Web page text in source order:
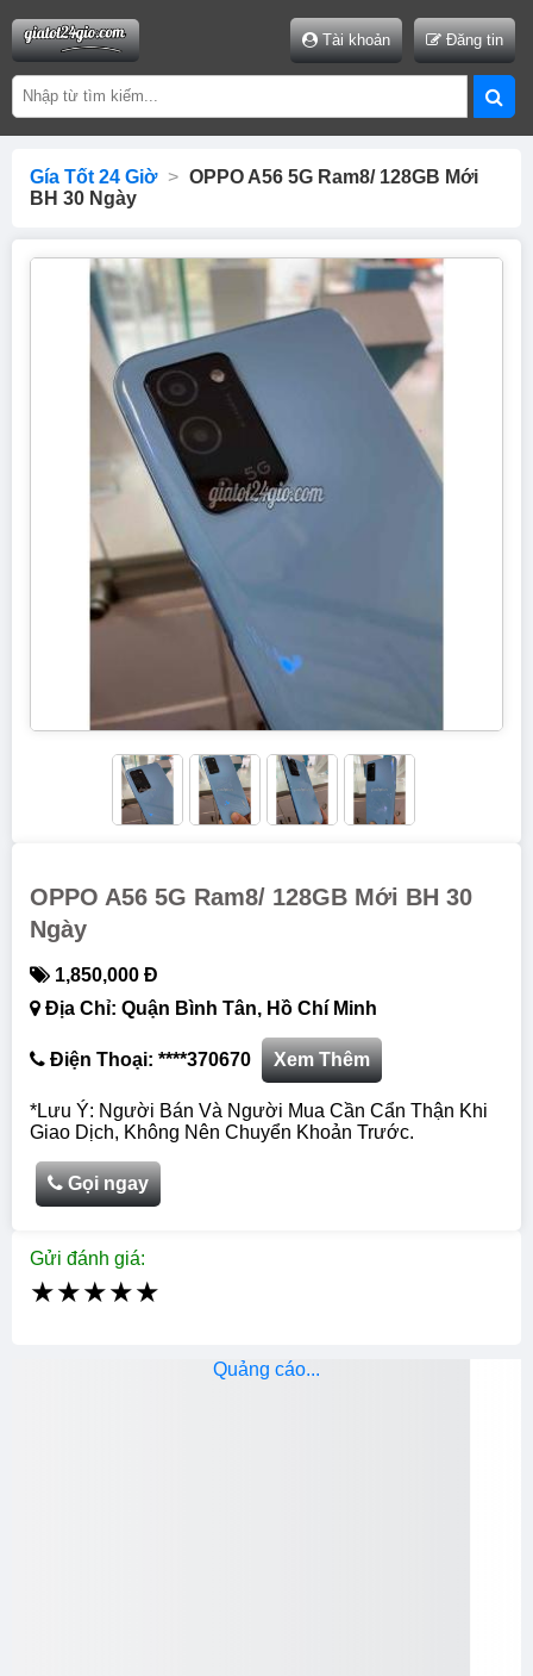
Tài khoản Đăng tin
Gía Tốt 24 Giờ > OPPO A56 5G Ram8/ 128GB Mới
BH 30 Ngày
OPPO A56 5G Ram8/ 128GB Mới BH 30
Ngày
1,850,000 Đ
Địa Chỉ: Quận Bình Tân, Hồ Chí Minh
Điện Thoại: ****370670 Xem Thêm
*Lưu Ý: Người Bán Và Người Mua Cần Cẩn Thận Khi
Giao Dịch, Không Nên Chuyển Khoản Trước.
Gọi ngay
Gửi đánh giá:
★★★★★